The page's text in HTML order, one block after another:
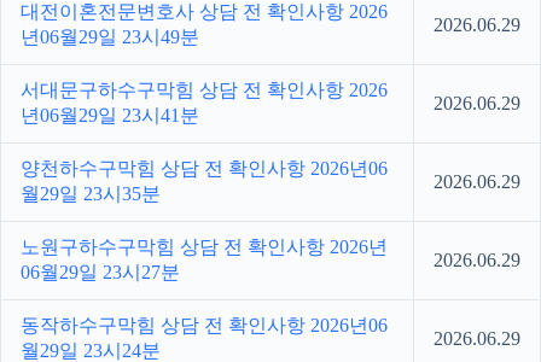
대전이혼전문변호사 상담 전 확인사항 2026
년06월29일 23시49분
2026.06.29
서대문구하수구막힘 상담 전 확인사항 2026
년06월29일 23시41분
2026.06.29
양천하수구막힘 상담 전 확인사항 2026년06
월29일 23시35분
2026.06.29
노원구하수구막힘 상담 전 확인사항 2026년
06월29일 23시27분
2026.06.29
동작하수구막힘 상담 전 확인사항 2026년06
월29일 23시24분
2026.06.29